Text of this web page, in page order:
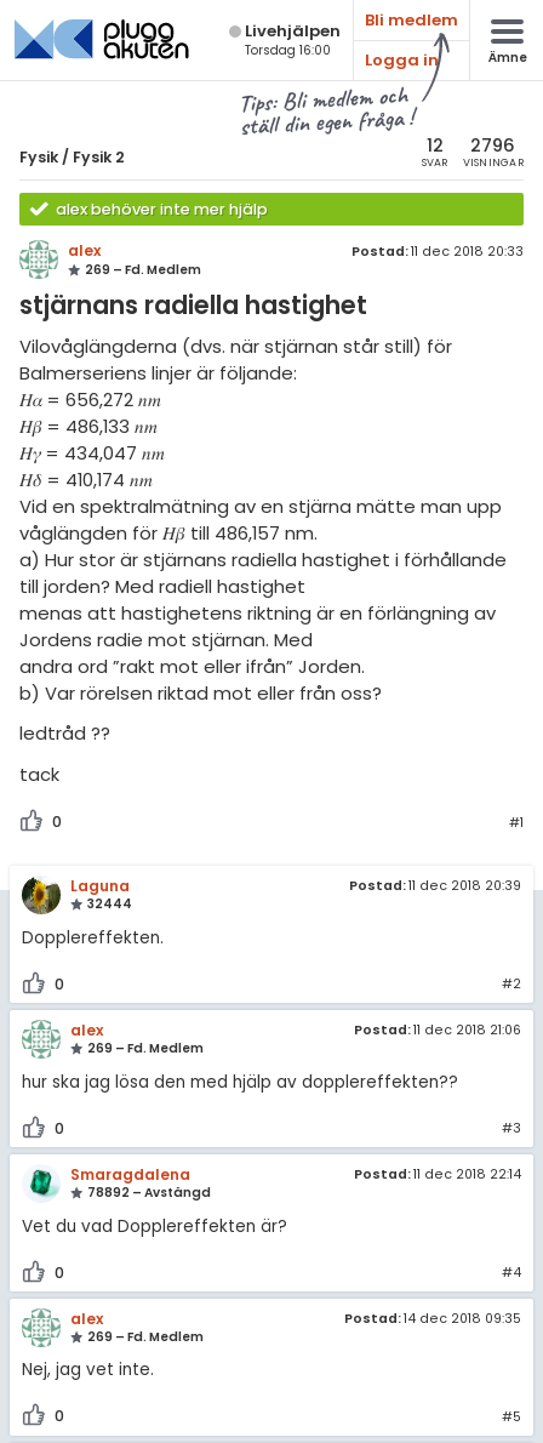
Live­hjälpen
Torsdag 16:00
Bli medlem
Logga in
Ämne
Tips: Bli medlem och
ställ din egen fråga !
Fysik / Fysik 2 12
SVAR
2796
VISNINGAR
alex behöver inte mer hjälp
alex
269 – Fd. Medlem
Postad:11 dec 2018 20:33
stjärnans radiella hastighet
Vilovåglängderna (dvs. när stjärnan står still) för
Balmerseriens linjer är följande:
𝐻𝛼 = 656,272 𝑛𝑚
𝐻𝛽 = 486,133 𝑛𝑚
𝐻𝛾 = 434,047 𝑛𝑚
𝐻𝛿 = 410,174 𝑛𝑚
Vid en spektralmätning av en stjärna mätte man upp
våglängden för 𝐻𝛽 till 486,157 nm.
a) Hur stor är stjärnans radiella hastighet i förhållande
till jorden? Med radiell hastighet
menas att hastighetens riktning är en förlängning av
Jordens radie mot stjärnan. Med
andra ord ”rakt mot eller ifrån” Jorden.
b) Var rörelsen riktad mot eller från oss?
ledtråd ??
tack
0 #1
Laguna
32444
Postad:11 dec 2018 20:39
Dopplereffekten.
0 #2
alex
269 – Fd. Medlem
Postad:11 dec 2018 21:06
hur ska jag lösa den med hjälp av dopplereffekten??
0 #3
Smaragdalena
78892 – Avstängd
Postad:11 dec 2018 22:14
Vet du vad Dopplereffekten är?
0 #4
alex
269 – Fd. Medlem
Postad:14 dec 2018 09:35
Nej, jag vet inte.
0 #5
Alla ämnen
Fysik
Alla trådar
Grundskola
Fysik 2
Universitet
Livehjälpen
Topplistor
Regler
För lärare
Cookie-inställningar
& Bygg
språk
ämnen
diskussioner